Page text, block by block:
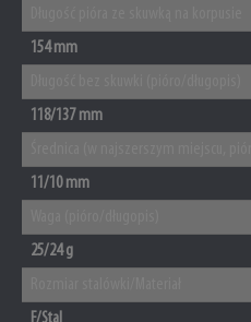
154 mm
118/137 mm
11/10 mm
25/24 g
F/Stal